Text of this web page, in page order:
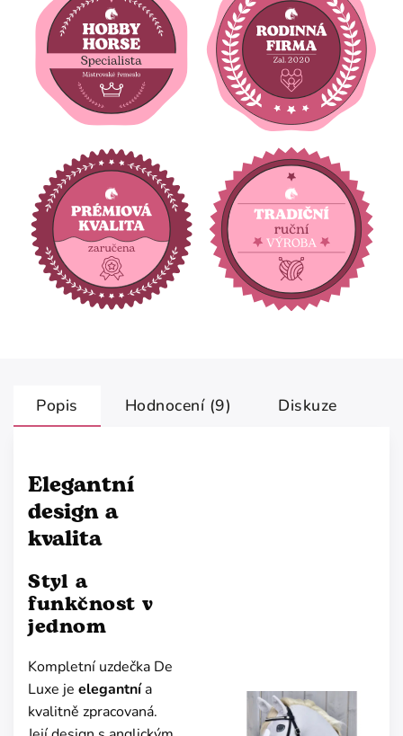
Popis Hodnocení (9) Diskuze
Elegantní
design a
kvalita
Styl a
funkčnost v
jednom
Kompletní uzdečka De
Luxe je elegantnía
kvalitně zpracovaná.